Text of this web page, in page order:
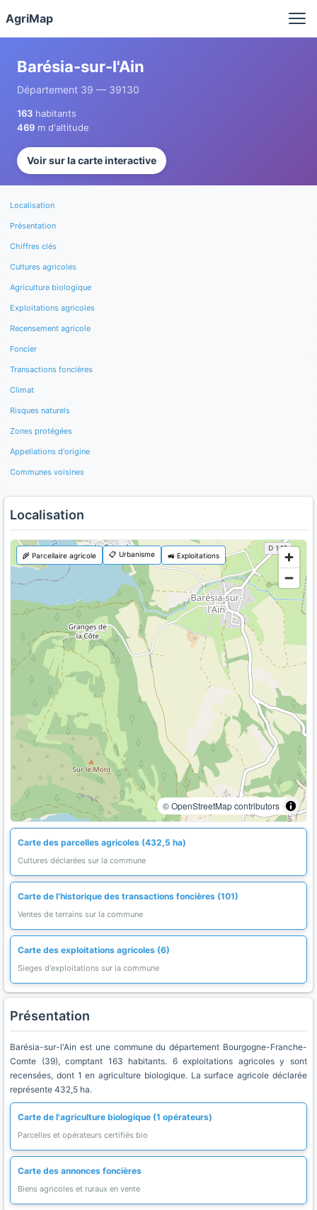
AgriMap
Barésia-sur-l'Ain
Département 39 — 39130
163 habitants
469 m d'altitude
Voir sur la carte interactive
Localisation
Présentation
Chiffres clés
Cultures agricoles
Agriculture biologique
Exploitations agricoles
Recensement agricole
Foncier
Transactions foncières
Climat
Risques naturels
Zones protégées
Appellations d'origine
Communes voisines
Localisation
© OpenStreetMap contributors
🌾 Parcellaire agricole 📋 Urbanisme 🚜 Exploitations
Carte des parcelles agricoles (432,5 ha)
Cultures déclarées sur la commune
Carte de l'historique des transactions foncières (101)
Ventes de terrains sur la commune
Carte des exploitations agricoles (6)
Sieges d'exploitations sur la commune
Présentation
Barésia-sur-l'Ain est une commune du département Bourgogne-Franche-
Comte (39), comptant 163 habitants. 6 exploitations agricoles y sont
recensées, dont 1 en agriculture biologique. La surface agricole déclarée
représente 432,5 ha.
Carte de l'agriculture biologique (1 opérateurs)
Parcelles et opérateurs certifiés bio
Carte des annonces foncières
Biens agricoles et ruraux en vente